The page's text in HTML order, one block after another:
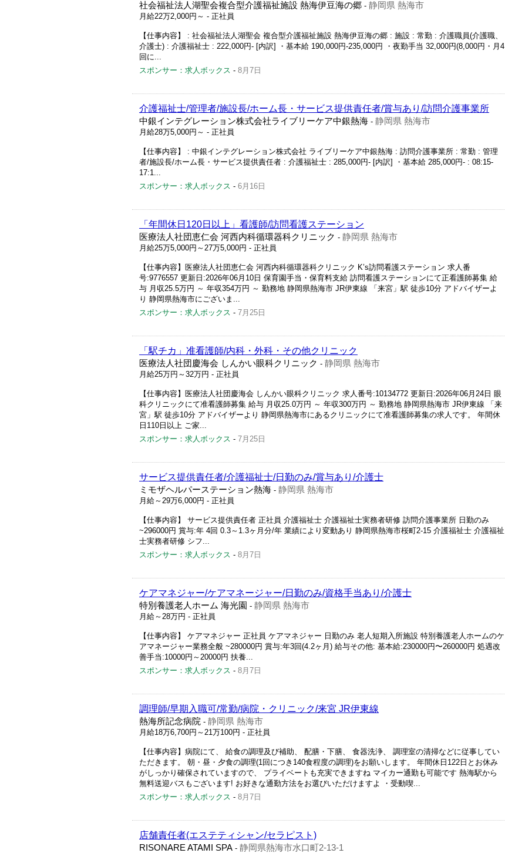
社会福祉法人湖聖会複合型介護福祉施設 熱海伊豆海の郷 - 静岡県 熱海市
月給22万2,000円～ - 正社員
【仕事内容】 : 社会福祉法人湖聖会 複合型介護福祉施設 熱海伊豆海の郷 : 施設 : 常勤 : 介護職員(介護職、
介護士) : 介護福祉士 : 222,000円- [内訳] ・基本給 190,000円-235,000円 ・夜勤手当 32,000円(8,000円・月4
回に...
スポンサー：求人ボックス - 8月7日
介護福祉士/管理者/施設長/ホーム長・サービス提供責任者/賞与あり/訪問介護事業所
中銀インテグレーション株式会社ライブリーケア中銀熱海 - 静岡県 熱海市
月給28万5,000円～ - 正社員
【仕事内容】 : 中銀インテグレーション株式会社 ライブリーケア中銀熱海 : 訪問介護事業所 : 常勤 : 管理
者/施設長/ホーム長・サービス提供責任者 : 介護福祉士 : 285,000円- [内訳] ・基本給 285,000円- : 08:15-
17:1...
スポンサー：求人ボックス - 6月16日
「年間休日120日以上」看護師/訪問看護ステーション
医療法人社団恵仁会 河西内科循環器科クリニック - 静岡県 熱海市
月給25万5,000円～27万5,000円 - 正社員
【仕事内容】医療法人社団恵仁会 河西内科循環器科クリニック K’s訪問看護ステーション 求人番
号:9776557 更新日:2026年06月10日 保育園手当・保育料支給 訪問看護ステーションにて正看護師募集 給
与 月収25.5万円 ～ 年収354万円 ～ 勤務地 静岡県熱海市 JR伊東線 「来宮」駅 徒歩10分 アドバイザーよ
り 静岡県熱海市にございま...
スポンサー：求人ボックス - 7月25日
「駅チカ」准看護師/内科・外科・その他クリニック
医療法人社団慶海会 しんかい眼科クリニック - 静岡県 熱海市
月給25万円～32万円 - 正社員
【仕事内容】医療法人社団慶海会 しんかい眼科クリニック 求人番号:10134772 更新日:2026年06月24日 眼
科クリニックにて准看護師募集 給与 月収25.0万円 ～ 年収300万円 ～ 勤務地 静岡県熱海市 JR伊東線 「来
宮」駅 徒歩10分 アドバイザーより 静岡県熱海市にあるクリニックにて准看護師募集の求人です。 年間休
日110日以上 ご家...
スポンサー：求人ボックス - 7月25日
サービス提供責任者/介護福祉士/日勤のみ/賞与あり/介護士
ミモザヘルパーステーション熱海 - 静岡県 熱海市
月給～29万6,000円 - 正社員
【仕事内容】 サービス提供責任者 正社員 介護福祉士 介護福祉士実務者研修 訪問介護事業所 日勤のみ
~296000円 賞与:年 4回 0.3～1.3ヶ月分/年 業績により変動あり 静岡県熱海市桜町2-15 介護福祉士 介護福祉
士実務者研修 シフ...
スポンサー：求人ボックス - 8月7日
ケアマネジャー/ケアマネージャー/日勤のみ/資格手当あり/介護士
特別養護老人ホーム 海光園 - 静岡県 熱海市
月給～28万円 - 正社員
【仕事内容】 ケアマネジャー 正社員 ケアマネジャー 日勤のみ 老人短期入所施設 特別養護老人ホームのケ
アマネージャー業務全般 ~280000円 賞与:年3回(4.2ヶ月) 給与その他: 基本給:230000円〜260000円 処遇改
善手当:10000円～20000円 扶養...
スポンサー：求人ボックス - 8月7日
調理師/早期入職可/常勤/病院・クリニック/来宮 JR伊東線
熱海所記念病院 - 静岡県 熱海市
月給18万6,700円～21万100円 - 正社員
【仕事内容】病院にて、 給食の調理及び補助、 配膳・下膳、 食器洗浄、 調理室の清掃などに従事してい
ただきます。 朝・昼・夕食の調理(1回につき140食程度の調理)をお願いします。 年間休日122日とお休み
がしっかり確保されていますので、 プライベートも充実できますね マイカー通勤も可能です 熱海駅から
無料送迎バスもございます! お好きな通勤方法をお選びいただけますよ ・受動喫...
スポンサー：求人ボックス - 8月7日
店舗責任者(エステティシャン/セラピスト)
RISONARE ATAMI SPA - 静岡県熱海市水口町2-13-1